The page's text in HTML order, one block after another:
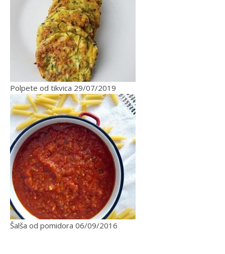
Polpete od tikvica 29/07/2019
Šalša od pomidora 06/09/2016